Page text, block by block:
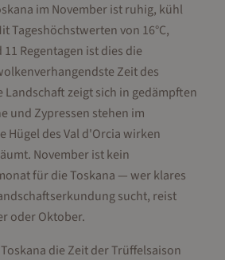
im November ist ruhig, kühl
Tageshöchstwerten von 16°C,
11 Regentagen ist dies die
Zeit des
Landschaft zeigt sich in gedämpften
und Zypressen stehen im
Hügel des Val d'Orcia wirken
November ist kein
für die Toskana — wer klares
sucht, reist
oder Oktober.
die Zeit der Trüffelsaison